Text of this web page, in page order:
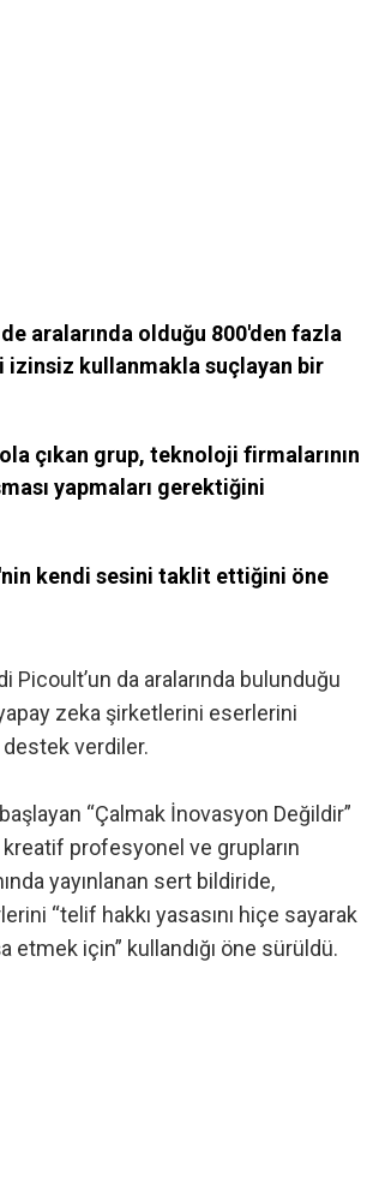
aralarında olduğu 800'den fazla
izinsiz kullanmakla suçlayan bir
çıkan grup, teknoloji firmalarının
yapmaları gerektiğini
kendi sesini taklit ettiğini öne
da aralarında bulunduğu
zeka şirketlerini eserlerini
destek verdiler.
“Çalmak İnovasyon Değildir”
profesyonel ve grupların
yayınlanan sert bildiride,
“telif hakkı yasasını hiçe sayarak
için” kullandığı öne sürüldü.